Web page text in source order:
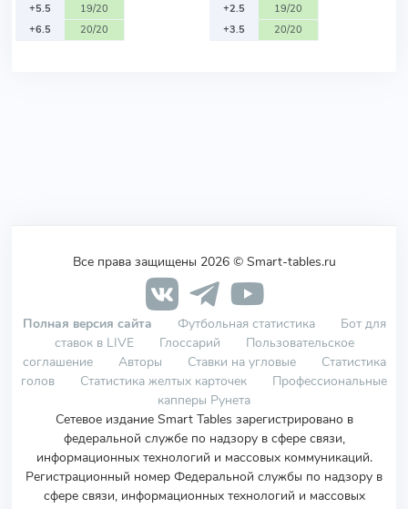
+5.5
19/20
+6.5
20/20
+2.5
19/20
+3.5
20/20
Все права защищены 2026 © Smart-tables.ru
Полная версия сайта Футбольная статистика
Бот для
ставок в LIVE
Глоссарий
Пользовательское
соглашение
Авторы Ставки на угловые
Статистика
голов
Статистика желтых карточек
Профессиональные
капперы Рунета
Сетевое издание Smart Tables зарегистрировано в
федеральной службе по надзору в сфере связи,
информационных технологий и массовых коммуникаций.
Регистрационный номер Федеральной службы по надзору в
сфере связи, информационных технологий и массовых